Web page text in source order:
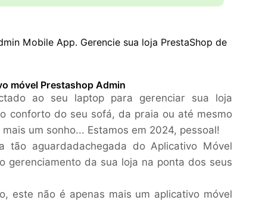
Mobile App. Gerencie sua loja PrestaShop de
móvel Prestashop Admin
ao seu laptop para gerenciar sua loja
conforto do seu sofá, da praia ou até mesmo
um sonho... Estamos em 2024, pessoal!
atão aguardadachegada do Aplicativo Móvel
gerenciamento da sua loja na ponta dos seus
este não é apenas mais um aplicativo móvel